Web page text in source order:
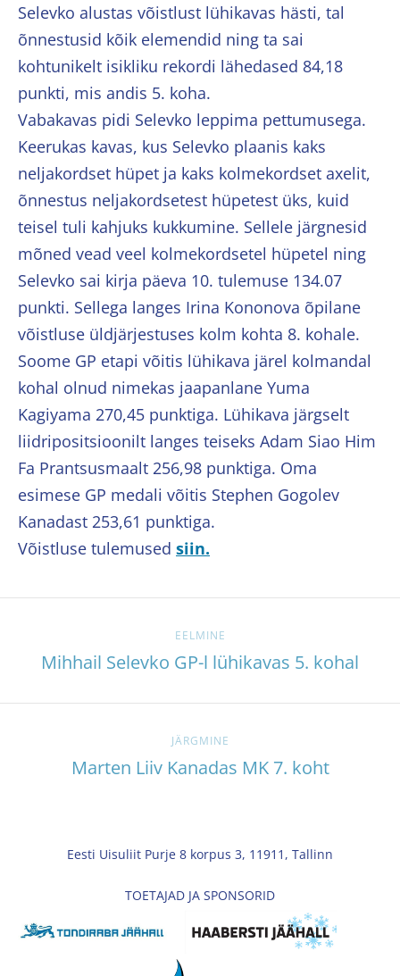
Selevko alustas võistlust lühikavas hästi, tal
õnnestusid kõik elemendid ning ta sai
kohtunikelt isikliku rekordi lähedased 84,18
punkti, mis andis 5. koha.
Vabakavas pidi Selevko leppima pettumusega.
Keerukas kavas, kus Selevko plaanis kaks
neljakordset hüpet ja kaks kolmekordset axelit,
õnnestus neljakordsetest hüpetest üks, kuid
teisel tuli kahjuks kukkumine. Sellele järgnesid
mõned vead veel kolmekordsetel hüpetel ning
Selevko sai kirja päeva 10. tulemuse 134.07
punkti. Sellega langes Irina Kononova õpilane
võistluse üldjärjestuses kolm kohta 8. kohale.
Soome GP etapi võitis lühikava järel kolmandal
kohal olnud nimekas jaapanlane Yuma
Kagiyama 270,45 punktiga. Lühikava järgselt
liidripositsioonilt langes teiseks Adam Siao Him
Fa Prantsusmaalt 256,98 punktiga. Oma
esimese GP medali võitis Stephen Gogolev
Kanadast 253,61 punktiga.
Võistluse tulemused siin.
EELMINE
Mihhail Selevko GP-l lühikavas 5. kohal
JÄRGMINE
Marten Liiv Kanadas MK 7. koht
Eesti Uisuliit Purje 8 korpus 3, 11911, Tallinn
TOETAJAD JA SPONSORID